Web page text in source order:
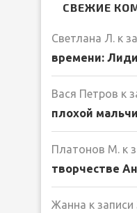
СВЕЖИЕ
Светлана Л. к
времени:
Вася Петров к
плохой
Платонов М. к
творчестве
Жанна к записи